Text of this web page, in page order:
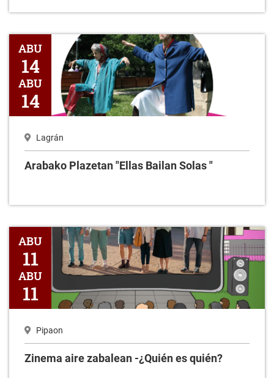
Arabako Plazetan "Ellas Bailan Solas "
ABU
14
ABU
14
Lagrán
Arabako Plazetan "Ellas Bailan Solas "
Zinema aire zabalean -¿Quién es quién?
ABU
11
ABU
11
Pipaon
Zinema aire zabalean -¿Quién es quién?